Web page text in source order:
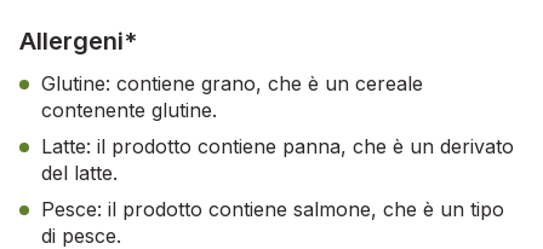
Allergeni*
Glutine: contiene grano, che è un cereale
contenente glutine.
Latte: il prodotto contiene panna, che è un derivato
del latte.
Pesce: il prodotto contiene salmone, che è un tipo
di pesce.